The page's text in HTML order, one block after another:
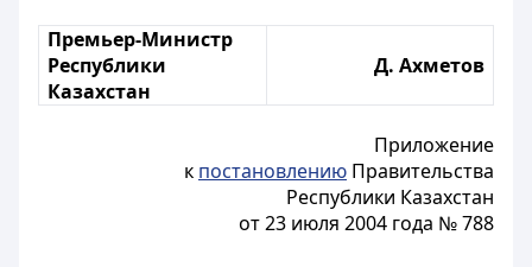
Премьер-Министр
Республики
Казахстан
Д. Ахметов
Приложение
к постановлению Правительства
Республики Казахстан
от 23 июля 2004 года № 788